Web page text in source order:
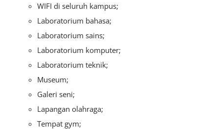
WIFI di seluruh kampus;
Laboratorium bahasa;
Laboratorium sains;
Laboratorium komputer;
Laboratorium teknik;
Museum;
Galeri seni;
Lapangan olahraga;
Tempat gym;